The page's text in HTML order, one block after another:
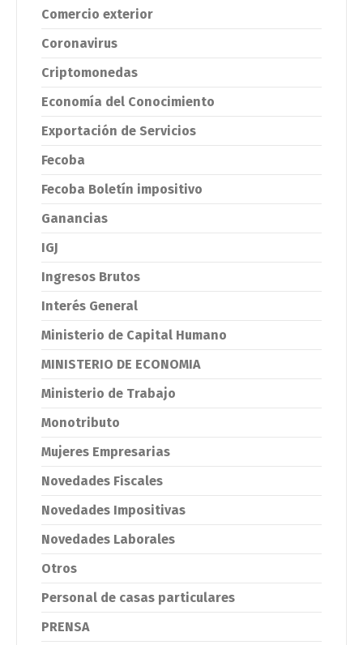
Comercio exterior
Coronavirus
Criptomonedas
Economía del Conocimiento
Exportación de Servicios
Fecoba
Fecoba Boletín impositivo
Ganancias
IGJ
Ingresos Brutos
Interés General
Ministerio de Capital Humano
MINISTERIO DE ECONOMIA
Ministerio de Trabajo
Monotributo
Mujeres Empresarias
Novedades Fiscales
Novedades Impositivas
Novedades Laborales
Otros
Personal de casas particulares
PRENSA